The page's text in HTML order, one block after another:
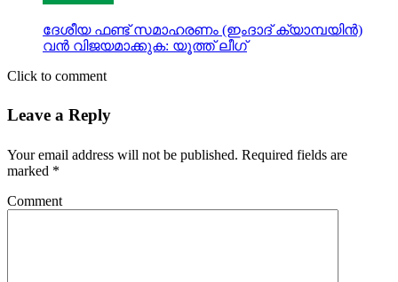
ദേശീയ ഫണ്ട് സമാഹരണം (ഇംദാദ് ക്യാമ്പയിന്‍)
വന്‍ വിജയമാക്കുക: യൂത്ത് ലീഗ്
Click to comment
Leave a Reply
Your email address will not be published. Required fields are
marked *
Comment